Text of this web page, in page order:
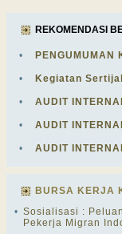
REKOMENDASI
• PENGUMUMAN
• Kegiatan
• AUDIT
• AUDIT
• AUDIT
BURSA KERJA
• Sosialisasi :
Pekerja Migran